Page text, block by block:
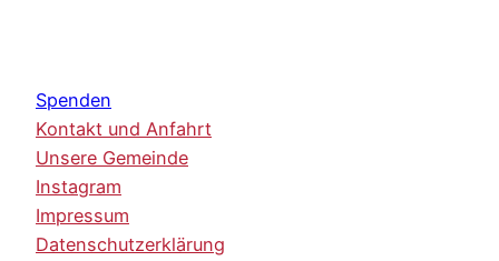
Spenden
Kontakt und Anfahrt
Unsere Gemeinde
Instagram
Impressum
Datenschutzerklärung